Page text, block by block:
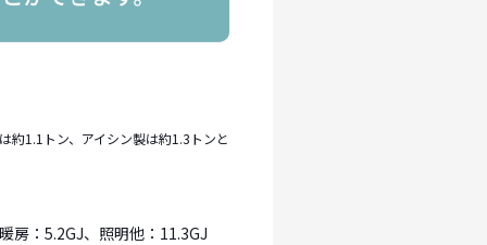
約1.1トン、アイシン製は約1.3トンと
房：5.2GJ、照明他：11.3GJ